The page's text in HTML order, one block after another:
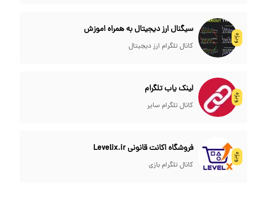
ویژه
سیگنال ارز دیجیتال به همراه اموزش
کانال تلگرام ارز دیجیتال
ویژه
لینک یاب تلگرام
کانال تلگرام سایر
ویژه
فروشگاه اکانت قانونی Levelix.ir
کانال تلگرام بازی